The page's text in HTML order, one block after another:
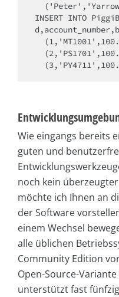
INSERT INTO
Wie eingangs bereits
guten und
noch kein
möchte ich Ihnen an
der Software
einem Wechsel
alle üblichen
Community Edition
Open-Source-
unterstützt fast